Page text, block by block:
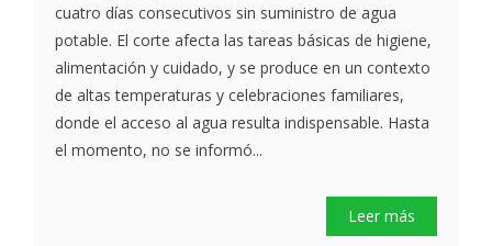
cuatro días consecutivos sin suministro de agua
potable. El corte afecta las tareas básicas de higiene,
alimentación y cuidado, y se produce en un contexto
de altas temperaturas y celebraciones familiares,
donde el acceso al agua resulta indispensable. Hasta
el momento, no se informó...
Leer más